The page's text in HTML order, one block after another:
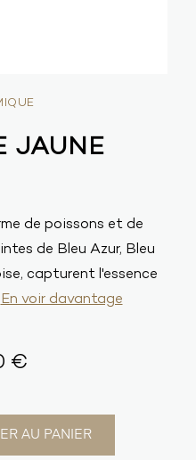
JAUNE
de poissons et de
de Bleu Azur, Bleu
capturent l'essence
En voir davantage
€
AU PANIER